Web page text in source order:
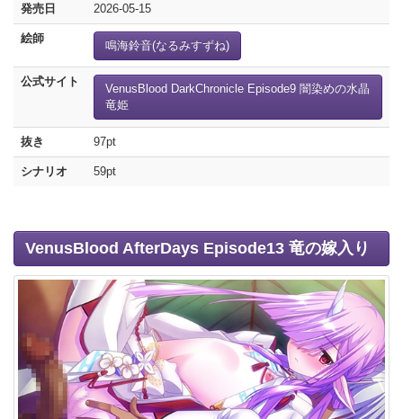
発売日 2026-05-15
絵師
鳴海鈴音(なるみすずね)
公式サイト
VenusBlood DarkChronicle Episode9 闇染めの水晶
竜姫
抜き 97pt
シナリオ 59pt
VenusBlood AfterDays Episode13 竜の嫁入り